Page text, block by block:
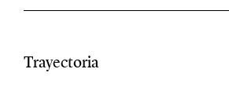
Trayectoria